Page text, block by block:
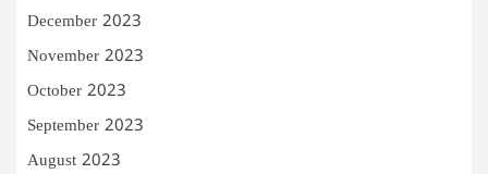
December 2023
November 2023
October 2023
September 2023
August 2023